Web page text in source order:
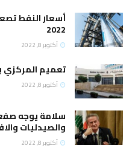
2022
أكتوبر 8, 2022
تعميم
أكتوبر 8, 2022
سلامة يوجه
والصيدليات
أكتوبر 8, 2022